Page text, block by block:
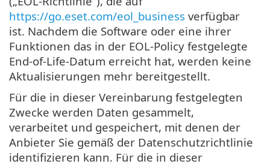
https://go.eset.com/eol_business verfügbar
ist. Nachdem die Software oder eine ihrer
Funktionen das in der EOL-Policy festgelegte
End-of-Life-Datum erreicht hat, werden keine
Aktualisierungen mehr bereitgestellt.
Für die in dieser Vereinbarung festgelegten
Zwecke werden Daten gesammelt,
verarbeitet und gespeichert, mit denen der
Anbieter Sie gemäß der Datenschutzrichtlinie
identifizieren kann. Für die in dieser